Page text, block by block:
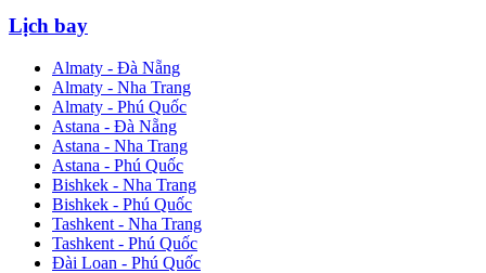
Lịch bay
Almaty - Đà Nẵng
Almaty - Nha Trang
Almaty - Phú Quốc
Astana - Đà Nẵng
Astana - Nha Trang
Astana - Phú Quốc
Bishkek - Nha Trang
Bishkek - Phú Quốc
Tashkent - Nha Trang
Tashkent - Phú Quốc
Đài Loan - Phú Quốc